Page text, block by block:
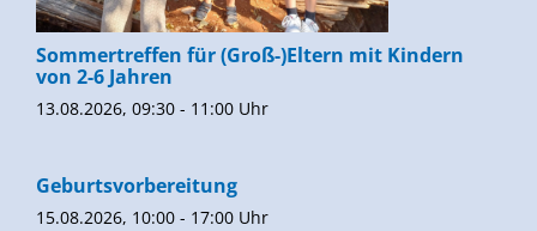
Sommertreffen für (Groß-)Eltern mit Kindern
von 2-6 Jahren
13.08.2026, 09:30 - 11:00 Uhr
Geburtsvorbereitung
15.08.2026, 10:00 - 17:00 Uhr